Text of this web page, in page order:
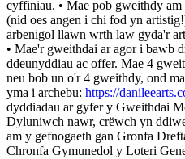
cyffiniau. • Mae pob gweithdy
(nid oes angen i chi fod yn
arbenigol llawn wrth law gyda'r
• Mae'r gweithdai ar agor i bawb
ddeunyddiau ac offer. Mae 4
neu bob un o'r 4 gweithdy, ond
yma i archebu: https://
dyddiadau ar gyfer y Gweithdai
Dyluniwch nawr, crëwch yn
am y gefnogaeth gan Gronfa
Chronfa Gymunedol y Loteri